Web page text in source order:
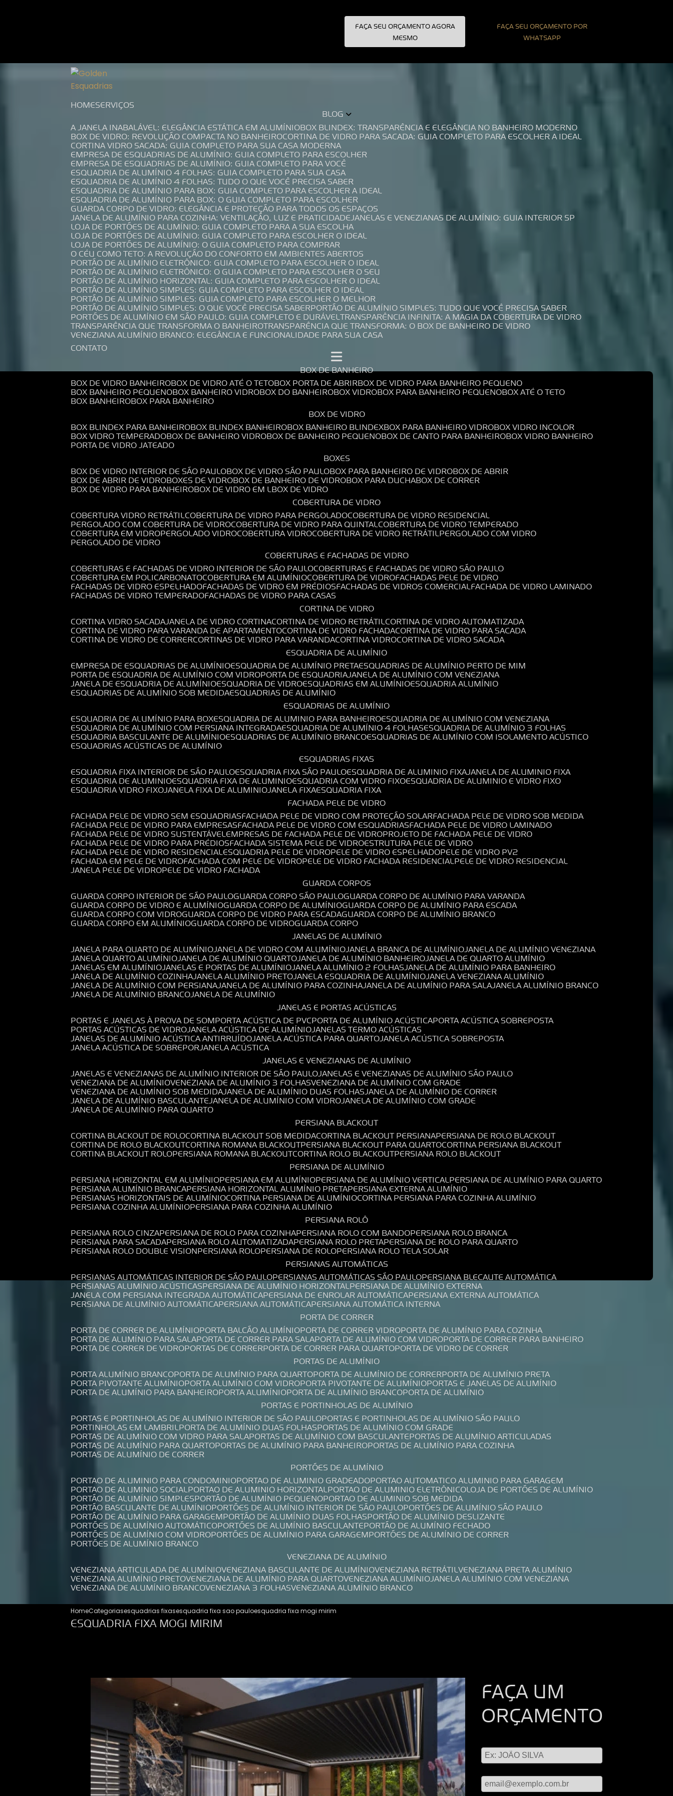
FAÇA SEU ORÇAMENTO AGORA
MESMO
FAÇA SEU ORÇAMENTO POR
WHATSAPP
HOME SERVIÇOS
BLOG
A JANELA INABALÁVEL: ELEGÂNCIA ESTÁTICA EM ALUMÍNIO BOX BLINDEX: TRANSPARÊNCIA E ELEGÂNCIA NO BANHEIRO MODERNO
BOX DE VIDRO: REVOLUÇÃO COMPACTA NO BANHEIRO CORTINA DE VIDRO PARA SACADA: GUIA COMPLETO PARA ESCOLHER A IDEAL
CORTINA VIDRO SACADA: GUIA COMPLETO PARA SUA CASA MODERNA
EMPRESA DE ESQUADRIAS DE ALUMÍNIO: GUIA COMPLETO PARA ESCOLHER
EMPRESA DE ESQUADRIAS DE ALUMÍNIO: GUIA COMPLETO PARA VOCÊ
ESQUADRIA DE ALUMÍNIO 4 FOLHAS: GUIA COMPLETO PARA SUA CASA
ESQUADRIA DE ALUMÍNIO 4 FOLHAS: TUDO O QUE VOCÊ PRECISA SABER
ESQUADRIA DE ALUMÍNIO PARA BOX: GUIA COMPLETO PARA ESCOLHER A IDEAL
ESQUADRIA DE ALUMÍNIO PARA BOX: O GUIA COMPLETO PARA ESCOLHER
GUARDA CORPO DE VIDRO: ELEGÂNCIA E PROTEÇÃO PARA TODOS OS ESPAÇOS
JANELA DE ALUMÍNIO PARA COZINHA: VENTILAÇÃO, LUZ E PRATICIDADE JANELAS E VENEZIANAS DE ALUMÍNIO: GUIA INTERIOR SP
LOJA DE PORTÕES DE ALUMÍNIO: GUIA COMPLETO PARA A SUA ESCOLHA
LOJA DE PORTÕES DE ALUMÍNIO: GUIA COMPLETO PARA ESCOLHER O IDEAL
LOJA DE PORTÕES DE ALUMÍNIO: O GUIA COMPLETO PARA COMPRAR
O CÉU COMO TETO: A REVOLUÇÃO DO CONFORTO EM AMBIENTES ABERTOS
PORTÃO DE ALUMÍNIO ELETRÔNICO: GUIA COMPLETO PARA ESCOLHER O IDEAL
PORTÃO DE ALUMÍNIO ELETRÔNICO: O GUIA COMPLETO PARA ESCOLHER O SEU
PORTÃO DE ALUMÍNIO HORIZONTAL: GUIA COMPLETO PARA ESCOLHER O IDEAL
PORTÃO DE ALUMÍNIO SIMPLES: GUIA COMPLETO PARA ESCOLHER O IDEAL
PORTÃO DE ALUMÍNIO SIMPLES: GUIA COMPLETO PARA ESCOLHER O MELHOR
PORTÃO DE ALUMÍNIO SIMPLES: O QUE VOCÊ PRECISA SABER PORTÃO DE ALUMÍNIO SIMPLES: TUDO QUE VOCÊ PRECISA SABER
PORTÕES DE ALUMÍNIO EM SÃO PAULO: GUIA COMPLETO E DURÁVEL TRANSPARÊNCIA INFINITA: A MAGIA DA COBERTURA DE VIDRO
TRANSPARÊNCIA QUE TRANSFORMA O BANHEIRO TRANSPARÊNCIA QUE TRANSFORMA: O BOX DE BANHEIRO DE VIDRO
VENEZIANA ALUMÍNIO BRANCO: ELEGÂNCIA E FUNCIONALIDADE PARA SUA CASA
CONTATO
BOX DE BANHEIRO
BOX DE VIDRO BANHEIRO BOX DE VIDRO ATÉ O TETO BOX PORTA DE ABRIR BOX DE VIDRO PARA BANHEIRO PEQUENO
BOX BANHEIRO PEQUENO BOX BANHEIRO VIDRO BOX DO BANHEIRO BOX VIDRO BOX PARA BANHEIRO PEQUENO BOX ATÉ O TETO
BOX BANHEIRO BOX PARA BANHEIRO
BOX DE VIDRO
BOX BLINDEX PARA BANHEIRO BOX BLINDEX BANHEIRO BOX BANHEIRO BLINDEX BOX PARA BANHEIRO VIDRO BOX VIDRO INCOLOR
BOX VIDRO TEMPERADO BOX DE BANHEIRO VIDRO BOX DE BANHEIRO PEQUENO BOX DE CANTO PARA BANHEIRO BOX VIDRO BANHEIRO
PORTA DE VIDRO JATEADO
BOXES
BOX DE VIDRO INTERIOR DE SÃO PAULO BOX DE VIDRO SÃO PAULO BOX PARA BANHEIRO DE VIDRO BOX DE ABRIR
BOX DE ABRIR DE VIDRO BOXES DE VIDRO BOX DE BANHEIRO DE VIDRO BOX PARA DUCHA BOX DE CORRER
BOX DE VIDRO PARA BANHEIRO BOX DE VIDRO EM L BOX DE VIDRO
COBERTURA DE VIDRO
COBERTURA VIDRO RETRÁTIL COBERTURA DE VIDRO PARA PERGOLADO COBERTURA DE VIDRO RESIDENCIAL
PERGOLADO COM COBERTURA DE VIDRO COBERTURA DE VIDRO PARA QUINTAL COBERTURA DE VIDRO TEMPERADO
COBERTURA EM VIDRO PERGOLADO VIDRO COBERTURA VIDRO COBERTURA DE VIDRO RETRÁTIL PERGOLADO COM VIDRO
PERGOLADO DE VIDRO
COBERTURAS E FACHADAS DE VIDRO
COBERTURAS E FACHADAS DE VIDRO INTERIOR DE SÃO PAULO COBERTURAS E FACHADAS DE VIDRO SÃO PAULO
COBERTURA EM POLICARBONATO COBERTURA EM ALUMÍNIO COBERTURA DE VIDRO FACHADAS PELE DE VIDRO
FACHADAS DE VIDRO ESPELHADO FACHADAS DE VIDRO EM PRÉDIOS FACHADAS DE VIDROS COMERCIAL FACHADA DE VIDRO LAMINADO
FACHADAS DE VIDRO TEMPERADO FACHADAS DE VIDRO PARA CASAS
CORTINA DE VIDRO
CORTINA VIDRO SACADA JANELA DE VIDRO CORTINA CORTINA DE VIDRO RETRÁTIL CORTINA DE VIDRO AUTOMATIZADA
CORTINA DE VIDRO PARA VARANDA DE APARTAMENTO CORTINA DE VIDRO FACHADA CORTINA DE VIDRO PARA SACADA
CORTINA DE VIDRO DE CORRER CORTINAS DE VIDRO PARA VARANDA CORTINA VIDRO CORTINA DE VIDRO SACADA
ESQUADRIA DE ALUMÍNIO
EMPRESA DE ESQUADRIAS DE ALUMÍNIO ESQUADRIA DE ALUMÍNIO PRETA ESQUADRIAS DE ALUMÍNIO PERTO DE MIM
PORTA DE ESQUADRIA DE ALUMÍNIO COM VIDRO PORTA DE ESQUADRIA JANELA DE ALUMÍNIO COM VENEZIANA
JANELA DE ESQUADRIA DE ALUMÍNIO ESQUADRIA DE VIDRO ESQUADRIAS EM ALUMÍNIO ESQUADRIA ALUMÍNIO
ESQUADRIAS DE ALUMÍNIO SOB MEDIDA ESQUADRIAS DE ALUMÍNIO
ESQUADRIAS DE ALUMÍNIO
ESQUADRIA DE ALUMÍNIO PARA BOX ESQUADRIA DE ALUMINIO PARA BANHEIRO ESQUADRIA DE ALUMÍNIO COM VENEZIANA
ESQUADRIA DE ALUMÍNIO COM PERSIANA INTEGRADA ESQUADRIA DE ALUMÍNIO 4 FOLHAS ESQUADRIA DE ALUMÍNIO 3 FOLHAS
ESQUADRIA BASCULANTE DE ALUMÍNIO ESQUADRIAS DE ALUMÍNIO BRANCO ESQUADRIAS DE ALUMÍNIO COM ISOLAMENTO ACÚSTICO
ESQUADRIAS ACÚSTICAS DE ALUMÍNIO
ESQUADRIAS FIXAS
ESQUADRIA FIXA INTERIOR DE SÃO PAULO ESQUADRIA FIXA SÃO PAULO ESQUADRIA DE ALUMINIO FIXA JANELA DE ALUMINIO FIXA
ESQUADRIA DE ALUMINIO ESQUADRIA FIXA DE ALUMINIO ESQUADRIA COM VIDRO FIXO ESQUADRIA DE ALUMINIO E VIDRO FIXO
ESQUADRIA VIDRO FIXO JANELA FIXA DE ALUMINIO JANELA FIXA ESQUADRIA FIXA
FACHADA PELE DE VIDRO
FACHADA PELE DE VIDRO SEM ESQUADRIAS FACHADA PELE DE VIDRO COM PROTEÇÃO SOLAR FACHADA PELE DE VIDRO SOB MEDIDA
FACHADA PELE DE VIDRO PARA EMPRESAS FACHADA PELE DE VIDRO COM ESQUADRIAS FACHADA PELE DE VIDRO LAMINADO
FACHADA PELE DE VIDRO SUSTENTÁVEL EMPRESAS DE FACHADA PELE DE VIDRO PROJETO DE FACHADA PELE DE VIDRO
FACHADA PELE DE VIDRO PARA PRÉDIOS FACHADA SISTEMA PELE DE VIDRO ESTRUTURA PELE DE VIDRO
FACHADA PELE DE VIDRO RESIDENCIAL ESQUADRIA PELE DE VIDRO PELE DE VIDRO ESPELHADO PELE DE VIDRO PV2
FACHADA EM PELE DE VIDRO FACHADA COM PELE DE VIDRO PELE DE VIDRO FACHADA RESIDENCIAL PELE DE VIDRO RESIDENCIAL
JANELA PELE DE VIDRO PELE DE VIDRO FACHADA
GUARDA CORPOS
GUARDA CORPO INTERIOR DE SÃO PAULO GUARDA CORPO SÃO PAULO GUARDA CORPO DE ALUMÍNIO PARA VARANDA
GUARDA CORPO DE VIDRO E ALUMÍNIO GUARDA CORPO DE ALUMÍNIO GUARDA CORPO DE ALUMÍNIO PARA ESCADA
GUARDA CORPO COM VIDRO GUARDA CORPO DE VIDRO PARA ESCADA GUARDA CORPO DE ALUMÍNIO BRANCO
GUARDA CORPO EM ALUMÍNIO GUARDA CORPO DE VIDRO GUARDA CORPO
JANELAS DE ALUMÍNIO
JANELA PARA QUARTO DE ALUMÍNIO JANELA DE VIDRO COM ALUMÍNIO JANELA BRANCA DE ALUMÍNIO JANELA DE ALUMÍNIO VENEZIANA
JANELA QUARTO ALUMÍNIO JANELA DE ALUMÍNIO QUARTO JANELA DE ALUMÍNIO BANHEIRO JANELA DE QUARTO ALUMÍNIO
JANELAS EM ALUMÍNIO JANELAS E PORTAS DE ALUMÍNIO JANELA ALUMÍNIO 2 FOLHAS JANELA DE ALUMÍNIO PARA BANHEIRO
JANELA DE ALUMÍNIO COZINHA JANELA ALUMÍNIO PRETO JANELA ESQUADRIA DE ALUMÍNIO JANELA VENEZIANA ALUMÍNIO
JANELA DE ALUMÍNIO COM PERSIANA JANELA DE ALUMÍNIO PARA COZINHA JANELA DE ALUMÍNIO PARA SALA JANELA ALUMÍNIO BRANCO
JANELA DE ALUMÍNIO BRANCO JANELA DE ALUMÍNIO
JANELAS E PORTAS ACÚSTICAS
PORTAS E JANELAS À PROVA DE SOM PORTA ACÚSTICA DE PVC PORTA DE ALUMÍNIO ACÚSTICA PORTA ACÚSTICA SOBREPOSTA
PORTAS ACÚSTICAS DE VIDRO JANELA ACÚSTICA DE ALUMÍNIO JANELAS TERMO ACÚSTICAS
JANELAS DE ALUMÍNIO ACÚSTICA ANTIRRUÍDO JANELA ACÚSTICA PARA QUARTO JANELA ACÚSTICA SOBREPOSTA
JANELA ACÚSTICA DE SOBREPOR JANELA ACÚSTICA
JANELAS E VENEZIANAS DE ALUMÍNIO
JANELAS E VENEZIANAS DE ALUMÍNIO INTERIOR DE SÃO PAULO JANELAS E VENEZIANAS DE ALUMÍNIO SÃO PAULO
VENEZIANA DE ALUMÍNIO VENEZIANA DE ALUMÍNIO 3 FOLHAS VENEZIANA DE ALUMÍNIO COM GRADE
VENEZIANA DE ALUMÍNIO SOB MEDIDA JANELA DE ALUMÍNIO DUAS FOLHAS JANELA DE ALUMÍNIO DE CORRER
JANELA DE ALUMÍNIO BASCULANTE JANELA DE ALUMÍNIO COM VIDRO JANELA DE ALUMÍNIO COM GRADE
JANELA DE ALUMÍNIO PARA QUARTO
PERSIANA BLACKOUT
CORTINA BLACKOUT DE ROLO CORTINA BLACKOUT SOB MEDIDA CORTINA BLACKOUT PERSIANA PERSIANA DE ROLO BLACKOUT
CORTINA DE ROLO BLACKOUT CORTINA ROMANA BLACKOUT PERSIANA BLACKOUT PARA QUARTO CORTINA PERSIANA BLACKOUT
CORTINA BLACKOUT ROLO PERSIANA ROMANA BLACKOUT CORTINA ROLO BLACKOUT PERSIANA ROLO BLACKOUT
PERSIANA DE ALUMÍNIO
PERSIANA HORIZONTAL EM ALUMÍNIO PERSIANA EM ALUMÍNIO PERSIANA DE ALUMÍNIO VERTICAL PERSIANA DE ALUMÍNIO PARA QUARTO
PERSIANA ALUMÍNIO BRANCA PERSIANA HORIZONTAL ALUMÍNIO PRETA PERSIANA EXTERNA ALUMÍNIO
PERSIANAS HORIZONTAIS DE ALUMÍNIO CORTINA PERSIANA DE ALUMÍNIO CORTINA PERSIANA PARA COZINHA ALUMÍNIO
PERSIANA COZINHA ALUMÍNIO PERSIANA PARA COZINHA ALUMÍNIO
PERSIANA ROLÔ
PERSIANA ROLO CINZA PERSIANA DE ROLO PARA COZINHA PERSIANA ROLO COM BANDO PERSIANA ROLO BRANCA
PERSIANA PARA SACADA PERSIANA ROLO AUTOMATIZADA PERSIANA ROLO PRETA PERSIANA DE ROLO PARA QUARTO
PERSIANA ROLO DOUBLE VISION PERSIANA ROLO PERSIANA DE ROLO PERSIANA ROLO TELA SOLAR
PERSIANAS AUTOMÁTICAS
PERSIANAS AUTOMÁTICAS INTERIOR DE SÃO PAULO PERSIANAS AUTOMÁTICAS SÃO PAULO PERSIANA BLECAUTE AUTOMÁTICA
PERSIANAS ALUMÍNIO ACÚSTICAS PERSIANA DE ALUMÍNIO HORIZONTAL PERSIANA DE ALUMÍNIO EXTERNA
JANELA COM PERSIANA INTEGRADA AUTOMÁTICA PERSIANA DE ENROLAR AUTOMÁTICA PERSIANA EXTERNA AUTOMÁTICA
PERSIANA DE ALUMÍNIO AUTOMÁTICA PERSIANA AUTOMÁTICA PERSIANA AUTOMÁTICA INTERNA
PORTA DE CORRER
PORTA DE CORRER DE ALUMÍNIO PORTA BALCÃO ALUMÍNIO PORTA DE CORRER VIDRO PORTA DE ALUMÍNIO PARA COZINHA
PORTA DE ALUMÍNIO PARA SALA PORTA DE CORRER PARA SALA PORTA DE ALUMÍNIO COM VIDRO PORTA DE CORRER PARA BANHEIRO
PORTA DE CORRER DE VIDRO PORTAS DE CORRER PORTA DE CORRER PARA QUARTO PORTA DE VIDRO DE CORRER
PORTAS DE ALUMÍNIO
PORTA ALUMÍNIO BRANCO PORTA DE ALUMÍNIO PARA QUARTO PORTA DE ALUMÍNIO DE CORRER PORTA DE ALUMÍNIO PRETA
PORTA PIVOTANTE ALUMÍNIO PORTA ALUMÍNIO COM VIDRO PORTA PIVOTANTE DE ALUMÍNIO PORTAS E JANELAS DE ALUMÍNIO
PORTA DE ALUMÍNIO PARA BANHEIRO PORTA ALUMÍNIO PORTA DE ALUMÍNIO BRANCO PORTA DE ALUMÍNIO
PORTAS E PORTINHOLAS DE ALUMÍNIO
PORTAS E PORTINHOLAS DE ALUMÍNIO INTERIOR DE SÃO PAULO PORTAS E PORTINHOLAS DE ALUMÍNIO SÃO PAULO
PORTINHOLAS EM LAMBRIL PORTA DE ALUMÍNIO DUAS FOLHAS PORTAS DE ALUMÍNIO COM GRADE
PORTAS DE ALUMÍNIO COM VIDRO PARA SALA PORTAS DE ALUMÍNIO COM BASCULANTE PORTAS DE ALUMÍNIO ARTICULADAS
PORTAS DE ALUMÍNIO PARA QUARTO PORTAS DE ALUMÍNIO PARA BANHEIRO PORTAS DE ALUMÍNIO PARA COZINHA
PORTAS DE ALUMÍNIO DE CORRER
PORTÕES DE ALUMÍNIO
PORTAO DE ALUMINIO PARA CONDOMINIO PORTAO DE ALUMINIO GRADEADO PORTAO AUTOMATICO ALUMINIO PARA GARAGEM
PORTAO DE ALUMINIO SOCIAL PORTAO DE ALUMINIO HORIZONTAL PORTAO DE ALUMINIO ELETRÔNICO LOJA DE PORTÕES DE ALUMÍNIO
PORTÃO DE ALUMÍNIO SIMPLES PORTÃO DE ALUMÍNIO PEQUENO PORTAO DE ALUMINIO SOB MEDIDA
PORTÃO BASCULANTE DE ALUMÍNIO PORTÕES DE ALUMÍNIO INTERIOR DE SÃO PAULO PORTÕES DE ALUMÍNIO SÃO PAULO
PORTÃO DE ALUMÍNIO PARA GARAGEM PORTÃO DE ALUMÍNIO DUAS FOLHAS PORTÃO DE ALUMÍNIO DESLIZANTE
PORTÕES DE ALUMÍNIO AUTOMÁTICO PORTÕES DE ALUMÍNIO BASCULANTE PORTÃO DE ALUMÍNIO FECHADO
PORTÕES DE ALUMÍNIO COM VIDRO PORTÕES DE ALUMÍNIO PARA GARAGEM PORTÕES DE ALUMÍNIO DE CORRER
PORTÕES DE ALUMÍNIO BRANCO
VENEZIANA DE ALUMÍNIO
VENEZIANA ARTICULADA DE ALUMÍNIO VENEZIANA BASCULANTE DE ALUMÍNIO VENEZIANA RETRÁTIL VENEZIANA PRETA ALUMÍNIO
VENEZIANA ALUMÍNIO PRETO VENEZIANA DE ALUMÍNIO PARA QUARTO VENEZIANA ALUMÍNIO JANELA ALUMÍNIO COM VENEZIANA
VENEZIANA DE ALUMÍNIO BRANCO VENEZIANA 3 FOLHAS VENEZIANA ALUMÍNIO BRANCO
HomeCategoriasesquadrias fixasesquadria fixa sao pauloesquadria fixa mogi mirim
ESQUADRIA FIXA MOGI MIRIM
FAÇA UM
ORÇAMENTO